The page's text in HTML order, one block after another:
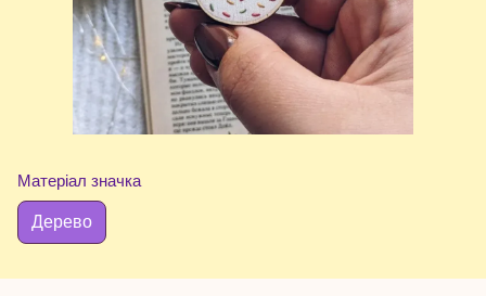
Матеріал значка
Дерево